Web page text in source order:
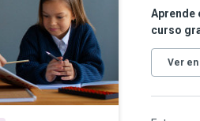
Aprende
curso
Ver